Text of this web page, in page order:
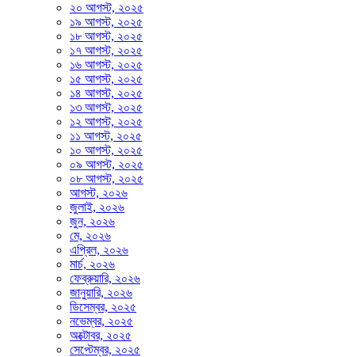
২০ আগস্ট, ২০২৫
১৯ আগস্ট, ২০২৫
১৮ আগস্ট, ২০২৫
১৭ আগস্ট, ২০২৫
১৬ আগস্ট, ২০২৫
১৫ আগস্ট, ২০২৫
১৪ আগস্ট, ২০২৫
১৩ আগস্ট, ২০২৫
১২ আগস্ট, ২০২৫
১১ আগস্ট, ২০২৫
১০ আগস্ট, ২০২৫
০৯ আগস্ট, ২০২৫
০৮ আগস্ট, ২০২৫
আগস্ট, ২০২৬
জুলাই, ২০২৬
জুন, ২০২৬
মে, ২০২৬
এপ্রিল, ২০২৬
মার্চ, ২০২৬
ফেব্রুয়ারি, ২০২৬
জানুয়ারি, ২০২৬
ডিসেম্বর, ২০২৫
নভেম্বর, ২০২৫
অক্টোবর, ২০২৫
সেপ্টেম্বর, ২০২৫